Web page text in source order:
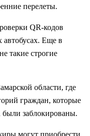
перелеты.
QR-кодов
автобусах. Еще в
такие строгие
области, где
граждан, которые
были заблокированы.